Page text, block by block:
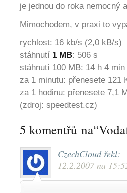
je jednou do roka nemocný
Mimochodem, v praxi to
rychlost: 16 kb/s (2,0 kB/s)
stáhnutí 1 MB: 506 s
stáhnutí 100 MB: 14 h 4 min
za 1 minutu: přenesete 121
za 1 hodinu: přenesete 7,1
(zdroj: speedtest.cz)
5 komentřů
CzechCloud řekl:
12.2.2007 na